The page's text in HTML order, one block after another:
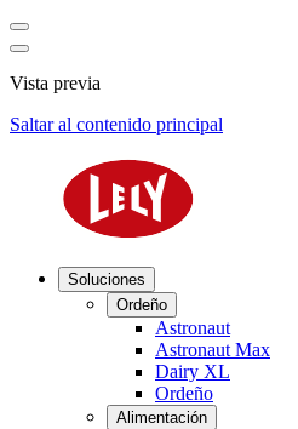
Vista previa
Saltar al contenido principal
Soluciones
Ordeño
Astronaut
Astronaut Max
Dairy XL
Ordeño
Alimentación